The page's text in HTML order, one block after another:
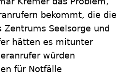
bekommt, die die
Seelsorge und
hätten es mitunter
würden
für Notfälle